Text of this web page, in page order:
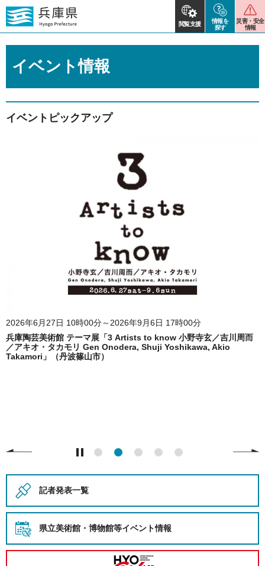
閲覧支援
情報を
探す
災害・安全
情報
イベント情報
イベントピックアップ
2026年6月27日 10時00分～2026年9月6日 17時00分
兵庫陶芸美術館 テーマ展「3 Artists to know 小野寺玄／吉川周而
／アキオ・タカモリ Gen Onodera, Shuji Yoshikawa, Akio
Takamori」（丹波篠山市）
記者発表一覧
県立美術館・博物館等イベント情報